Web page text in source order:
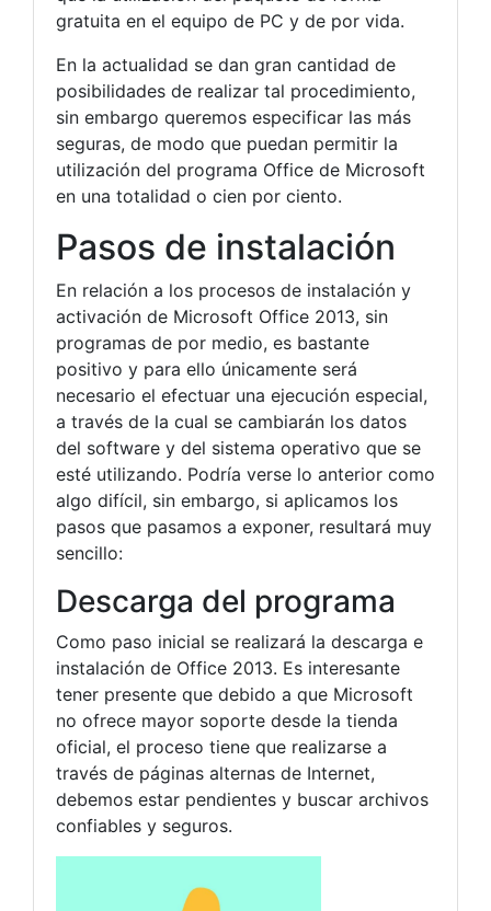
gratuita en el equipo de PC y de por vida.
En la actualidad se dan gran cantidad de
posibilidades de realizar tal procedimiento,
sin embargo queremos especificar las más
seguras, de modo que puedan permitir la
utilización del programa Office de Microsoft
en una totalidad o cien por ciento.
Pasos de instalación
En relación a los procesos de instalación y
activación de Microsoft Office 2013, sin
programas de por medio, es bastante
positivo y para ello únicamente será
necesario el efectuar una ejecución especial,
a través de la cual se cambiarán los datos
del software y del sistema operativo que se
esté utilizando. Podría verse lo anterior como
algo difícil, sin embargo, si aplicamos los
pasos que pasamos a exponer, resultará muy
sencillo:
Descarga del programa
Como paso inicial se realizará la descarga e
instalación de Office 2013. Es interesante
tener presente que debido a que Microsoft
no ofrece mayor soporte desde la tienda
oficial, el proceso tiene que realizarse a
través de páginas alternas de Internet,
debemos estar pendientes y buscar archivos
confiables y seguros.